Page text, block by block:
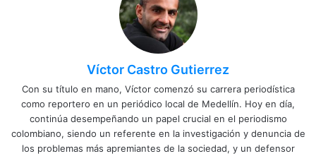
Víctor Castro Gutierrez
Con su título en mano, Víctor comenzó su carrera periodística
como reportero en un periódico local de Medellín. Hoy en día,
continúa desempeñando un papel crucial en el periodismo
colombiano, siendo un referente en la investigación y denuncia de
los problemas más apremiantes de la sociedad, y un defensor